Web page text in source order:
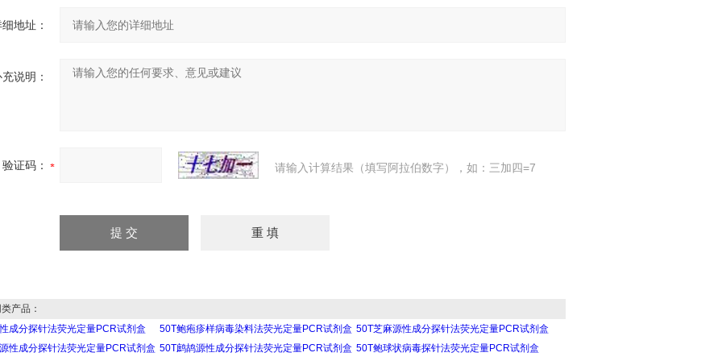
地址：
说明：
验证码： 请输入计算结果（填写阿拉伯数字），如：三加四=7
产品：
成分探针法荧光定量PCR试剂盒
50T鲍疱疹样病毒染料法荧光定量PCR试剂盒 50T芝麻源性成分探针法荧光定量PCR试剂盒
性成分探针法荧光定量PCR试剂盒 50T鹧鸪源性成分探针法荧光定量PCR试剂盒 50T鲍球状病毒探针法荧光定量PCR试剂盒